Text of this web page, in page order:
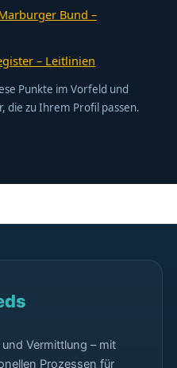
Bund –
– Leitlinien
Punkte im Vorfeld und
die zu Ihrem Profil passen.
Vermittlung – mit
Prozessen für